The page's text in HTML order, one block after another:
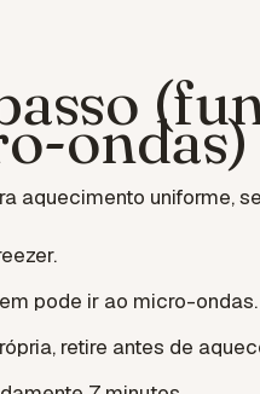
ondas)
aquecimento uniforme,
pode ir ao micro-ondas.
retire antes de